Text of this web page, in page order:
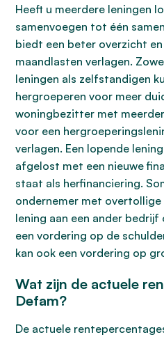
Heeft u meerdere leningen
samenvoegen tot één
biedt een beter overzicht
maandlasten verlagen.
leningen als zelfstandigen
hergroeperen voor meer
woningbezitter met
voor een
verlagen. Een lopende
afgelost met een nieuwe
staat als herfinanciering.
ondernemer met
lening aan een ander
een vordering op de
kan ook een vordering op
Wat zijn de actuele
Defam?
De actuele